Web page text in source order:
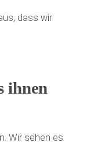
dass wir
ihnen
Wir sehen es